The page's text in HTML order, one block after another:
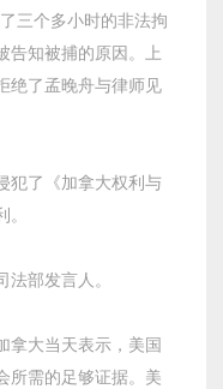
三个多小时的非法拘
告知被捕的原因。上
绝了孟晚舟与律师见
犯了《加拿大权利与
部发言人。
拿大当天表示，美国
所需的足够证据。美